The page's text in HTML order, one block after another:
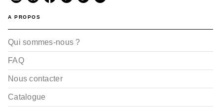
A PROPOS
Qui sommes-nous ?
FAQ
Nous contacter
Catalogue